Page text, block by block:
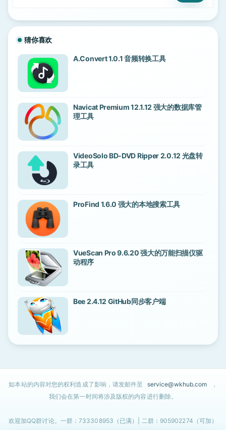
猜你喜欢
A.Convert 1.0.1 音频转换工具
Navicat Premium 12.1.12 强大的数据库管
理工具
VideoSolo BD-DVD Ripper 2.0.12 光盘转
录工具
ProFind 1.6.0 强大的本地搜索工具
VueScan Pro 9.6.20 强大的万能扫描仪驱
动程序
Bee 2.4.12 GitHub同步客户端
如本站的内容对您的权利造成了影响，请发邮件至 service@wkhub.com
，
我们会在第一时间将涉及版权的内容进行删除。
欢迎加QQ群讨论。一群：733308953（已满）| 二群：905902274（可加）